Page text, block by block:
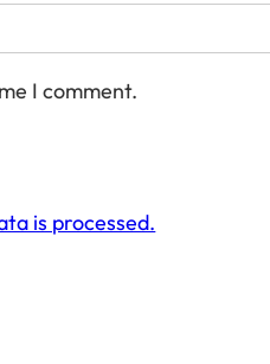
I comment.
is processed.